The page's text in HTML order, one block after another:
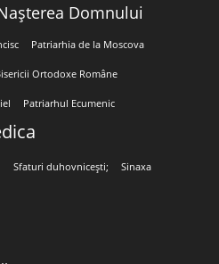
Domnului
Patriarhia de la Moscova
Ortodoxe Române
Patriarhul Ecumenic
Sfaturi duhovnicești; Sinaxa